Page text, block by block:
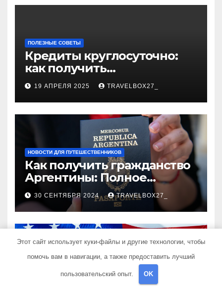
ПОЛЕЗНЫЕ СОВЕТЫ
Кредиты круглосуточно:
как получить
финансирование в любое
время
19 АПРЕЛЯ 2025 TRAVELBOX27_
НОВОСТИ ДЛЯ ПУТЕШЕСТВЕННИКОВ
Как получить гражданство
Аргентины: Полное
руководство
30 СЕНТЯБРЯ 2024 TRAVELBOX27_
НОВОСТИ ДЛЯ ПУТЕШЕСТВЕННИКОВ
Запись на визу в
Этот сайт использует куки-файлы и другие технологии, чтобы
помочь вам в навигации, а также предоставить лучший
пользовательский опыт. OK